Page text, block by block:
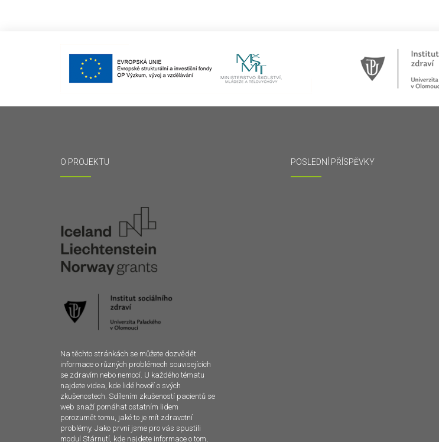
O PROJEKTU
Na těchto stránkách se můžete dozvědět
informace o různých problémech souvisejících
se zdravím nebo nemocí. U každého tématu
najdete videa, kde lidé hovoří o svých
zkušenostech. Sdílením zkušeností pacientů se
web snaží pomáhat ostatním lidem
porozumět tomu, jaké to je mít zdravotní
problémy. Jako první jsme pro vás spustili
modul Stárnutí, kde najdete informace o tom,
POSLEDNÍ PŘÍSPĚVKY